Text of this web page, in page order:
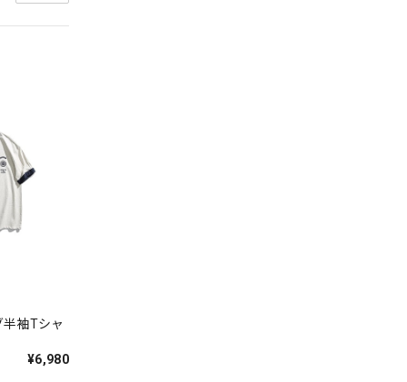
袖Tシャ
¥6,980